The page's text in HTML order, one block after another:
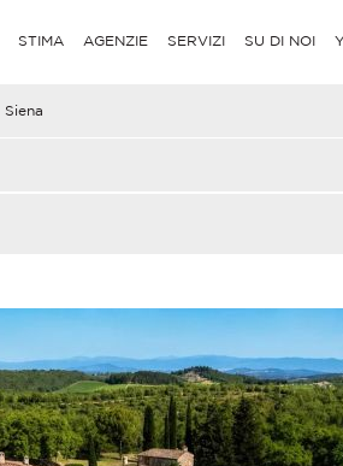
STIMA AGENZIE SERVIZI SU DI NOI
Siena